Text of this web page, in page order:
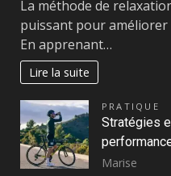
La méthode de
puissant pour améliorer
En apprenant…
Lire la suite
PRATIQUE
Stratégies
Marise